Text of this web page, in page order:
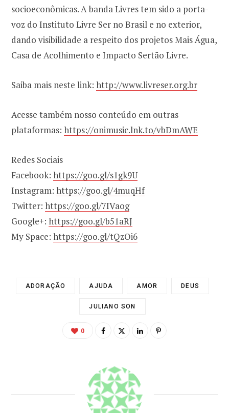
socioeconômicas. A banda Livres tem sido a porta-
voz do Instituto Livre Ser no Brasil e no exterior,
dando visibilidade a respeito dos projetos Mais Água,
Casa de Acolhimento e Impacto Sertão Livre.
Saiba mais neste link: http://www.livreser.org.br
Acesse também nosso conteúdo em outras
plataformas: https://onimusic.lnk.to/vbDmAWE
Redes Sociais
Facebook: https://goo.gl/s1gk9U
Instagram: https://goo.gl/4muqHf
Twitter: https://goo.gl/7IVaog
Google+: https://goo.gl/b51aRJ
My Space: https://goo.gl/tQzOi6
ADORAÇÃO AJUDA AMOR DEUS
JULIANO SON
0